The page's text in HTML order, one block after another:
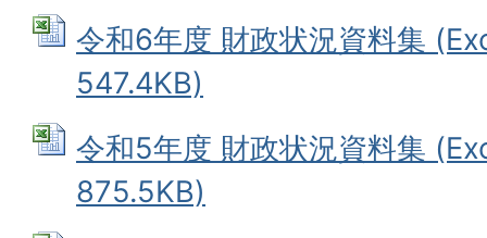
令和6年度 財政状況資料集
547.4KB)
令和5年度 財政状況資料集
875.5KB)